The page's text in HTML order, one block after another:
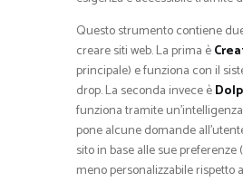
Questo strumento contiene
creare siti web. La prima è
principale) e funziona con il
drop. La seconda invece è
funziona tramite
pone alcune domande
sito in base alle sue preferenze
meno personalizzabile rispetto